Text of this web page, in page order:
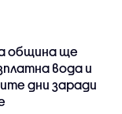
община ще
вода и
дни заради